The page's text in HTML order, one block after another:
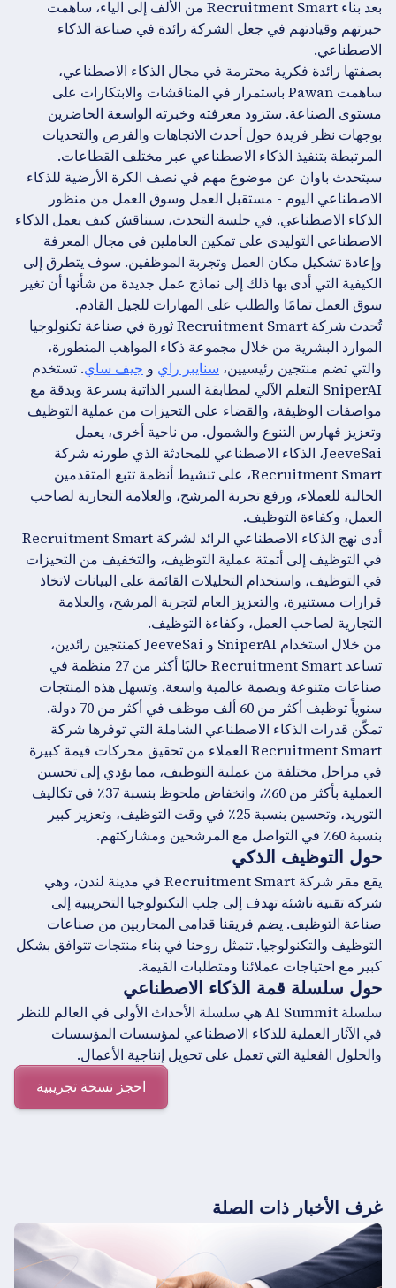
بعد بناء Recruitment Smart من الألف إلى الياء، ساهمت
خبرتهم وقيادتهم في جعل الشركة رائدة في صناعة الذكاء
الاصطناعي.
بصفتها رائدة فكرية محترمة في مجال الذكاء الاصطناعي،
ساهمت Pawan باستمرار في المناقشات والابتكارات على
مستوى الصناعة. ستزود معرفته وخبرته الواسعة الحاضرين
بوجهات نظر فريدة حول أحدث الاتجاهات والفرص والتحديات
المرتبطة بتنفيذ الذكاء الاصطناعي عبر مختلف القطاعات.
سيتحدث باوان عن موضوع مهم في نصف الكرة الأرضية للذكاء
الاصطناعي اليوم - مستقبل العمل وسوق العمل من منظور
الذكاء الاصطناعي. في جلسة التحدث، سيناقش كيف يعمل الذكاء
الاصطناعي التوليدي على تمكين العاملين في مجال المعرفة
وإعادة تشكيل مكان العمل وتجربة الموظفين. سوف يتطرق إلى
الكيفية التي أدى بها ذلك إلى نماذج عمل جديدة من شأنها أن تغير
سوق العمل تمامًا والطلب على المهارات للجيل القادم.
تُحدث شركة Recruitment Smart ثورة في صناعة تكنولوجيا
الموارد البشرية من خلال مجموعة ذكاء المواهب المتطورة،
والتي تضم منتجين رئيسيين،سنايبر رايو جيف ساي. تستخدم
SniperAI التعلم الآلي لمطابقة السير الذاتية بسرعة وبدقة مع
مواصفات الوظيفة، والقضاء على التحيزات من عملية التوظيف
وتعزيز فهارس التنوع والشمول. من ناحية أخرى، يعمل
JeeveSai، الذكاء الاصطناعي للمحادثة الذي طورته شركة
Recruitment Smart، على تنشيط أنظمة تتبع المتقدمين
الحالية للعملاء، ورفع تجربة المرشح، والعلامة التجارية لصاحب
العمل، وكفاءة التوظيف.
أدى نهج الذكاء الاصطناعي الرائد لشركة Recruitment Smart
في التوظيف إلى أتمتة عملية التوظيف، والتخفيف من التحيزات
في التوظيف، واستخدام التحليلات القائمة على البيانات لاتخاذ
قرارات مستنيرة، والتعزيز العام لتجربة المرشح، والعلامة
التجارية لصاحب العمل، وكفاءة التوظيف.
من خلال استخدام SniperAI و JeeveSai كمنتجين رائدين،
تساعد Recruitment Smart حاليًا أكثر من 27 منظمة في
صناعات متنوعة وبصمة عالمية واسعة. وتسهل هذه المنتجات
سنوياً توظيف أكثر من 60 ألف موظف في أكثر من 70 دولة.
تمكّن قدرات الذكاء الاصطناعي الشاملة التي توفرها شركة
Recruitment Smart العملاء من تحقيق محركات قيمة كبيرة
في مراحل مختلفة من عملية التوظيف، مما يؤدي إلى تحسين
العملية بأكثر من 60٪، وانخفاض ملحوظ بنسبة 37٪ في تكاليف
التوريد، وتحسين بنسبة 25٪ في وقت التوظيف، وتعزيز كبير
بنسبة 60٪ في التواصل مع المرشحين ومشاركتهم.
حول التوظيف الذكي
يقع مقر شركة Recruitment Smart في مدينة لندن، وهي
شركة تقنية ناشئة تهدف إلى جلب التكنولوجيا التخريبية إلى
صناعة التوظيف. يضم فريقنا قدامى المحاربين من صناعات
التوظيف والتكنولوجيا. تتمثل روحنا في بناء منتجات تتوافق بشكل
كبير مع احتياجات عملائنا ومتطلبات القيمة.
حول سلسلة قمة الذكاء الاصطناعي
سلسلة AI Summit هي سلسلة الأحداث الأولى في العالم للنظر
في الآثار العملية للذكاء الاصطناعي لمؤسسات المؤسسات
والحلول الفعلية التي تعمل على تحويل إنتاجية الأعمال.
احجز نسخة تجريبية
غرف الأخبار ذات الصلة